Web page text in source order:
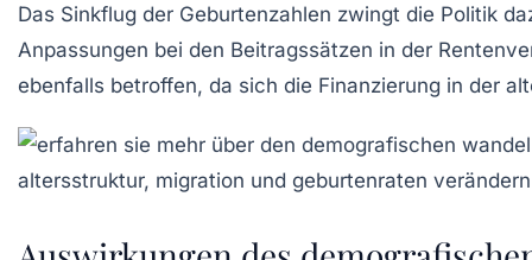
Das Sinkflug der Geburtenzahlen zwingt die Politik
Anpassungen bei den Beitragssätzen in der
ebenfalls betroffen, da sich die Finanzierung in der